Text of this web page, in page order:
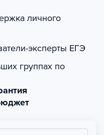
личного
эксперты ЕГЭ
группах по